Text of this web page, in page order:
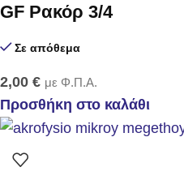
GF Ρακόρ 3/4
Σε απόθεμα
2,00 € με Φ.Π.Α.
Προσθήκη στο καλάθι